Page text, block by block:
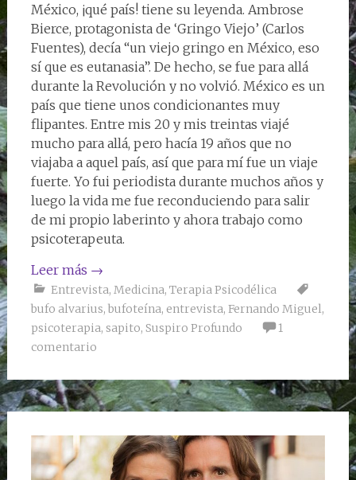
México, ¡qué país! tiene su leyenda. Ambrose
Bierce, protagonista de ‘Gringo Viejo’ (Carlos
Fuentes), decía “un viejo gringo en México, eso
sí que es eutanasia”. De hecho, se fue para allá
durante la Revolución y no volvió. México es un
país que tiene unos condicionantes muy
flipantes. Entre mis 20 y mis treintas viajé
mucho para allá, pero hacía 19 años que no
viajaba a aquel país, así que para mí fue un viaje
fuerte. Yo fui periodista durante muchos años y
luego la vida me fue reconduciendo para salir
de mi propio laberinto y ahora trabajo como
psicoterapeuta.
Leer más →
Entrevista, Medicina, Terapia Psicodélica
bufo alvarius, bufoteína, entrevista, Fernando Miguel,
psicoterapia, sapito, Suspiro Profundo
1
comentario